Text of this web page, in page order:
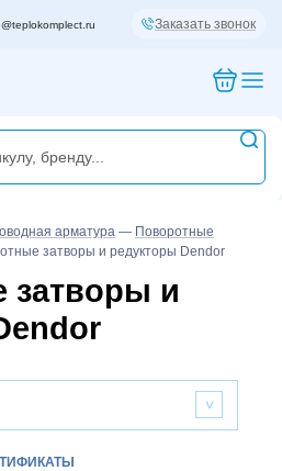
Заказать звонок
арматура — Поворотные
затворы и редукторы Dendor
затворы и
>